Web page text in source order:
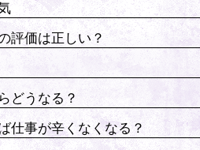
評価は正しい？
どうなる？
事が辛くなくなる？